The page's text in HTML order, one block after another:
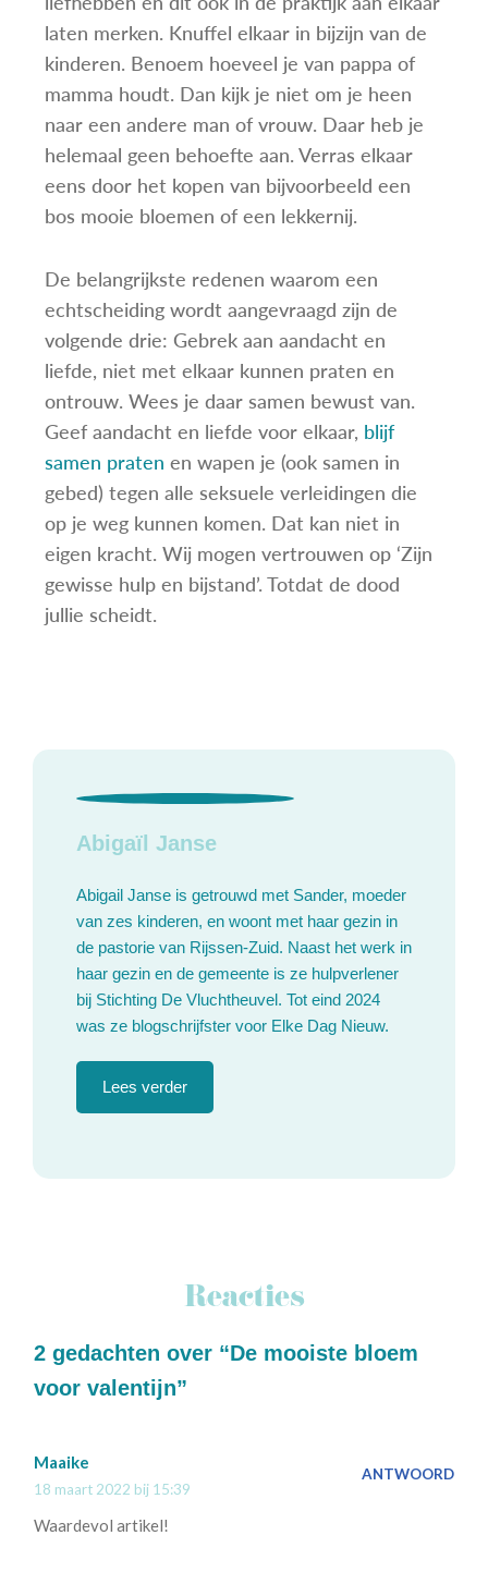
laten merken. Knuffel elkaar in bijzijn van de
kinderen. Benoem hoeveel je van pappa of
mamma houdt. Dan kijk je niet om je heen
naar een andere man of vrouw. Daar heb je
helemaal geen behoefte aan. Verras elkaar
eens door het kopen van bijvoorbeeld een
bos mooie bloemen of een lekkernij.
De belangrijkste redenen waarom een
echtscheiding wordt aangevraagd zijn de
volgende drie: Gebrek aan aandacht en
liefde, niet met elkaar kunnen praten en
ontrouw. Wees je daar samen bewust van.
Geef aandacht en liefde voor elkaar, blijf
samen praten en wapen je (ook samen in
gebed) tegen alle seksuele verleidingen die
op je weg kunnen komen. Dat kan niet in
eigen kracht. Wij mogen vertrouwen op ‘Zijn
gewisse hulp en bijstand’. Totdat de dood
jullie scheidt.
Abigaïl Janse
Abigail Janse is getrouwd met Sander, moeder
van zes kinderen, en woont met haar gezin in
de pastorie van Rijssen-Zuid. Naast het werk in
haar gezin en de gemeente is ze hulpverlener
bij Stichting De Vluchtheuvel. Tot eind 2024
was ze blogschrijfster voor Elke Dag Nieuw.
Lees verder
Reacties
2 gedachten over “De mooiste bloem
voor valentijn”
Maaike
18 maart 2022 bij 15:39
ANTWOORD
Waardevol artikel!